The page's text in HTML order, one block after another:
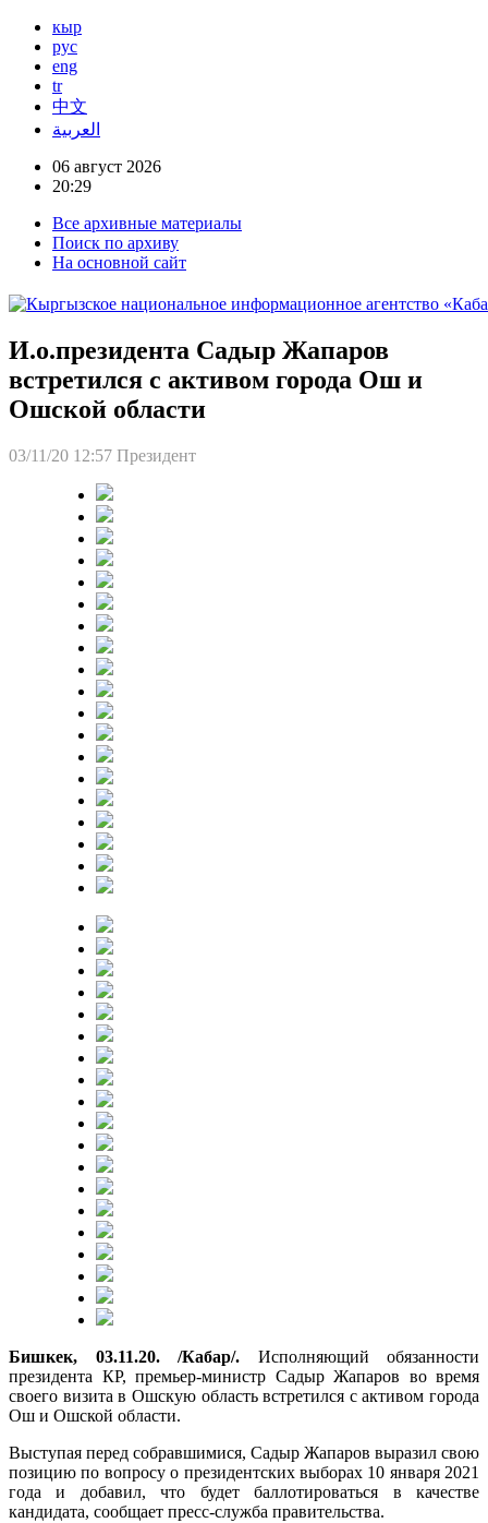
кыр
рус
eng
tr
中文
العربية
06 август 2026
20:29
Все архивные материалы
Поиск по архиву
На основной сайт
И.о.президента Садыр Жапаров
встретился с активом города Ош и
Ошской области
03/11/20 12:57 Президент
Бишкек, 03.11.20. /Кабар/. Исполняющий обязанности
президента КР, премьер-министр Садыр Жапаров во время
своего визита в Ошскую область встретился с активом города
Ош и Ошской области.
Выступая перед собравшимися, Садыр Жапаров выразил свою
позицию по вопросу о президентских выборах 10 января 2021
года и добавил, что будет баллотироваться в качестве
кандидата, сообщает пресс-служба правительства.